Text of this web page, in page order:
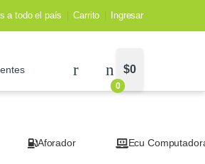
a todo el país Carrito Ingresar
0
$0
Aforador Ecu